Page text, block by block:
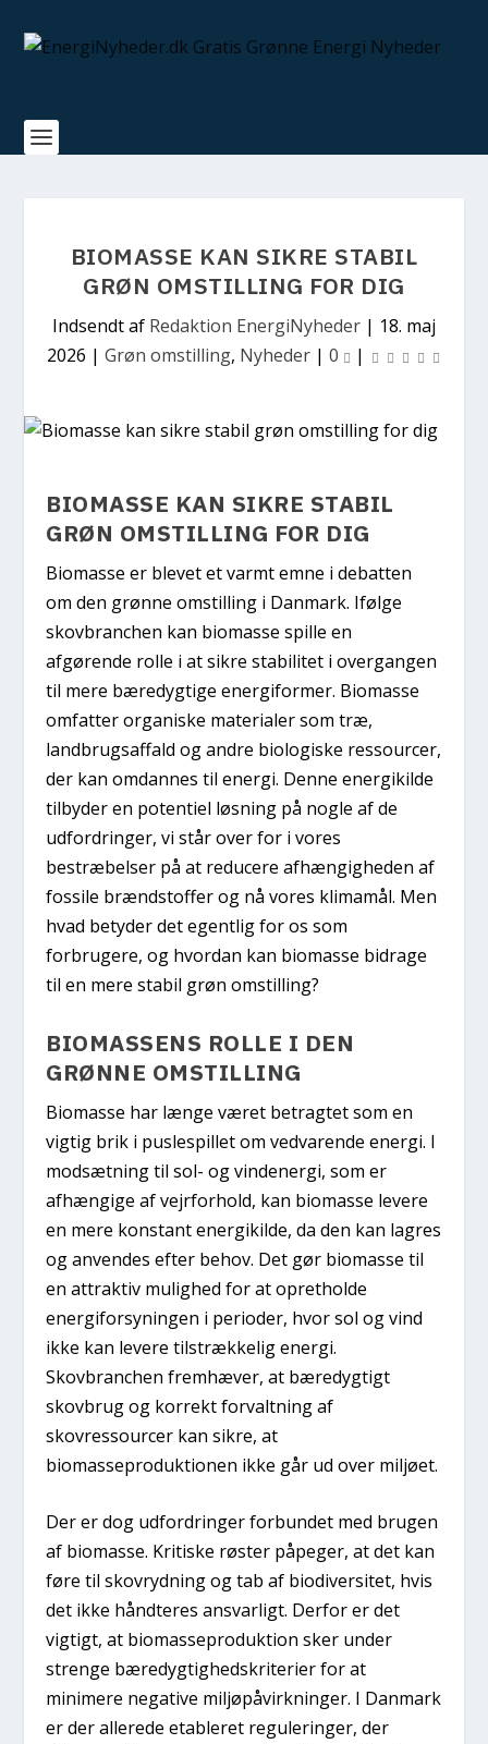
BIOMASSE KAN SIKRE STABIL
GRØN OMSTILLING FOR DIG
Indsendt af Redaktion EnergiNyheder | 18. maj
2026 | Grøn omstilling, Nyheder | 0 |
BIOMASSE KAN SIKRE STABIL
GRØN OMSTILLING FOR DIG
Biomasse er blevet et varmt emne i debatten
om den grønne omstilling i Danmark. Ifølge
skovbranchen kan biomasse spille en
afgørende rolle i at sikre stabilitet i overgangen
til mere bæredygtige energiformer. Biomasse
omfatter organiske materialer som træ,
landbrugsaffald og andre biologiske ressourcer,
der kan omdannes til energi. Denne energikilde
tilbyder en potentiel løsning på nogle af de
udfordringer, vi står over for i vores
bestræbelser på at reducere afhængigheden af
fossile brændstoffer og nå vores klimamål. Men
hvad betyder det egentlig for os som
forbrugere, og hvordan kan biomasse bidrage
til en mere stabil grøn omstilling?
BIOMASSENS ROLLE I DEN
GRØNNE OMSTILLING
Biomasse har længe været betragtet som en
vigtig brik i puslespillet om vedvarende energi. I
modsætning til sol- og vindenergi, som er
afhængige af vejrforhold, kan biomasse levere
en mere konstant energikilde, da den kan lagres
og anvendes efter behov. Det gør biomasse til
en attraktiv mulighed for at opretholde
energiforsyningen i perioder, hvor sol og vind
ikke kan levere tilstrækkelig energi.
Skovbranchen fremhæver, at bæredygtigt
skovbrug og korrekt forvaltning af
skovressourcer kan sikre, at
biomasseproduktionen ikke går ud over miljøet.
Der er dog udfordringer forbundet med brugen
af biomasse. Kritiske røster påpeger, at det kan
føre til skovrydning og tab af biodiversitet, hvis
det ikke håndteres ansvarligt. Derfor er det
vigtigt, at biomasseproduktion sker under
strenge bæredygtighedskriterier for at
minimere negative miljøpåvirkninger. I Danmark
er der allerede etableret reguleringer, der